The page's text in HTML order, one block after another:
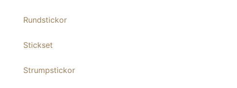
Rundstickor
Stickset
Strumpstickor